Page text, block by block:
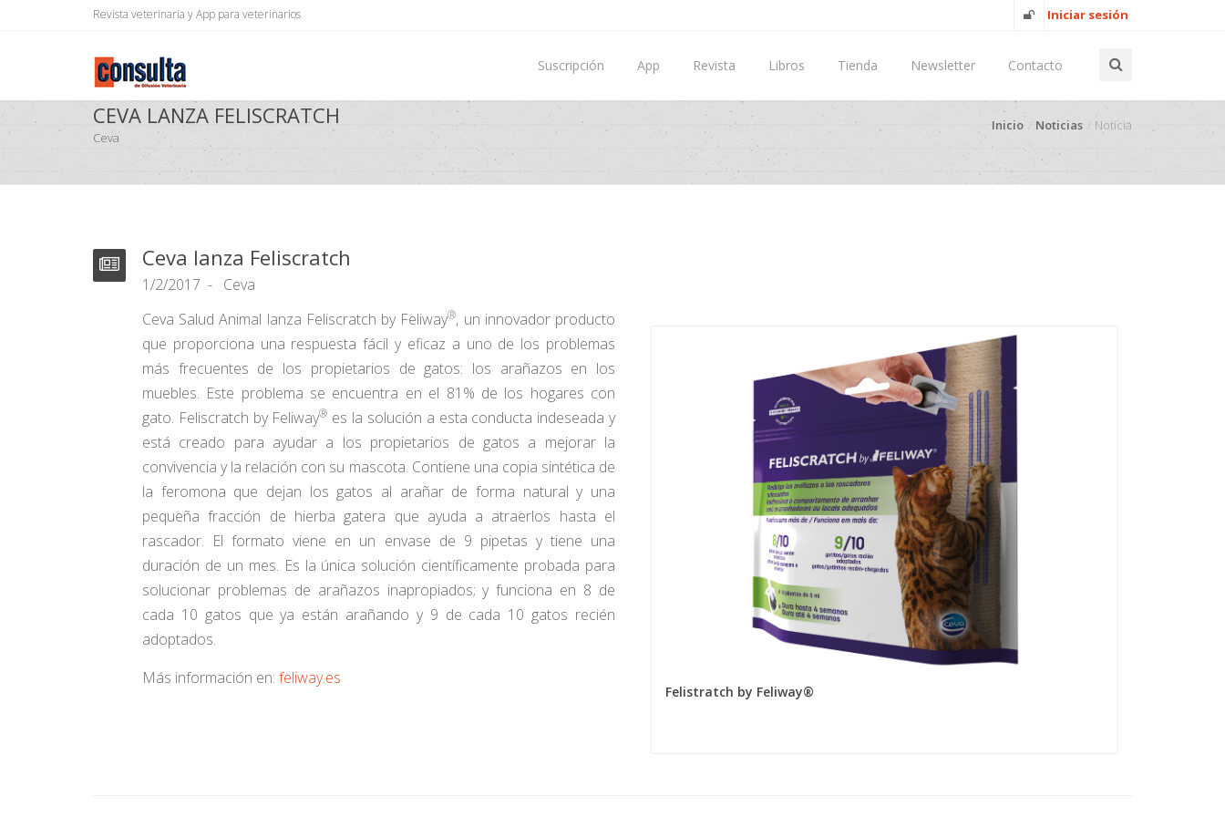
Revista veterinaria y App para veterinarios Iniciar sesión
Suscripción App Revista Libros Tienda Newsletter Contacto
CEVA LANZA FELISCRATCH
Ceva
Inicio Noticias Noticia
Ceva lanza Feliscratch
1/2/2017 Ceva
Felistratch by Feliway®
Ceva Salud Animal lanza Feliscratch by Feliway®, un innovador producto
que proporciona una respuesta fácil y eficaz a uno de los problemas
más frecuentes de los propietarios de gatos: los arañazos en los
muebles. Este problema se encuentra en el 81% de los hogares con
gato. Feliscratch by Feliway® es la solución a esta conducta indeseada y
está creado para ayudar a los propietarios de gatos a mejorar la
convivencia y la relación con su mascota. Contiene una copia sintética de
la feromona que dejan los gatos al arañar de forma natural y una
pequeña fracción de hierba gatera que ayuda a atraerlos hasta el
rascador. El formato viene en un envase de 9 pipetas y tiene una
duración de un mes. Es la única solución científicamente probada para
solucionar problemas de arañazos inapropiados; y funciona en 8 de
cada 10 gatos que ya están arañando y 9 de cada 10 gatos recién
adoptados.
Más información en: feliway.es